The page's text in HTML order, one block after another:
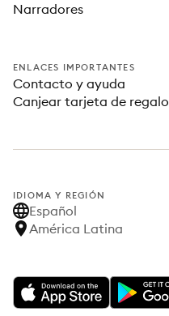
Narradores
ENLACES IMPORTANTES
Contacto y ayuda
Canjear tarjeta de regalo
IDIOMA Y REGIÓN
Español
América Latina